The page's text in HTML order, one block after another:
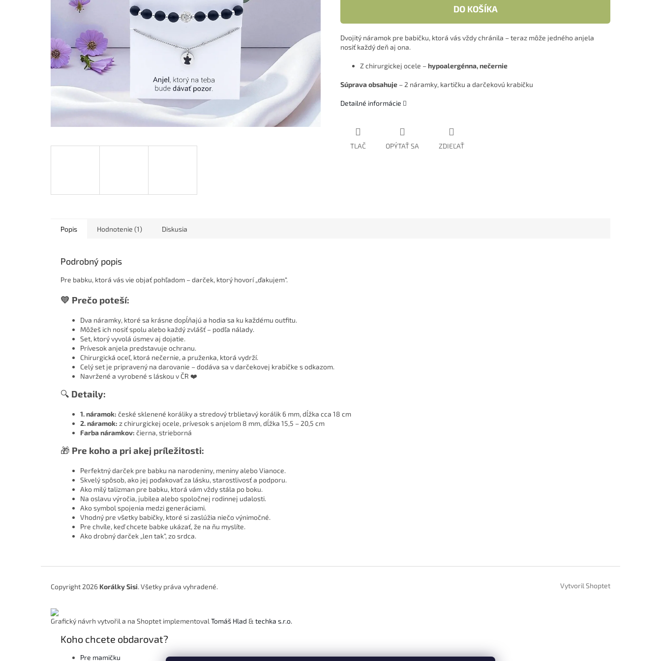
DO KOŠÍKA
Dvojitý náramok pre babičku, ktorá vás vždy chránila – teraz môže jedného anjela
nosiť každý deň aj ona.
Z chirurgickej ocele –hypoalergénna, nečernie
Súprava obsahuje – 2 náramky, kartičku a darčekovú krabičku
Detailné informácie
TLAČ OPÝTAŤ SA ZDIEĽAŤ
Popis Hodnotenie (1) Diskusia
Podrobný popis
Pre babku, ktorá vás vie objať pohľadom – darček, ktorý hovorí „ďakujem“.
💛 Prečo poteší:
Dva náramky, ktoré sa krásne dopĺňajú a hodia sa ku každému outfitu.
Môžeš ich nosiť spolu alebo každý zvlášť – podľa nálady.
Set, ktorý vyvolá úsmev aj dojatie.
Prívesok anjela predstavuje ochranu.
Chirurgická oceľ, ktorá nečernie, a pruženka, ktorá vydrží.
Celý set je pripravený na darovanie – dodáva sa v darčekovej krabičke s odkazom.
Navržené a vyrobené s láskou v ČR ❤️
🔍 Detaily:
1. náramok: české sklenené koráliky a stredový trblietavý korálik 6 mm, dĺžka cca 18 cm
2. náramok: z chirurgickej ocele, prívesok s anjelom 8 mm, dĺžka 15,5 – 20,5 cm
Farba náramkov: čierna, strieborná
🎁 Pre koho a pri akej príležitosti:
Perfektný darček pre babku na narodeniny, meniny alebo Vianoce.
Skvelý spôsob, ako jej poďakovať za lásku, starostlivosť a podporu.
Ako milý talizman pre babku, ktorá vám vždy stála po boku.
Na oslavu výročia, jubilea alebo spoločnej rodinnej udalosti.
Ako symbol spojenia medzi generáciami.
Vhodný pre všetky babičky, ktoré si zaslúžia niečo výnimočné.
Pre chvíle, keď chcete babke ukázať, že na ňu myslíte.
Ako drobný darček „len tak“, zo srdca.
Vytvoril Shoptet
Copyright 2026 Korálky Sisi. Všetky práva vyhradené.
Grafický návrh vytvořil a na Shoptet implementoval Tomáš Hlad & techka s.r.o.
Koho chcete obdarovat?
Pre mamičku